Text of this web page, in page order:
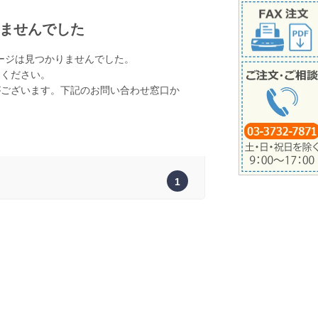
せんでした
は見つかりませんでした。
ださい。
ざいます。下記のお問い合わせ窓口か
1